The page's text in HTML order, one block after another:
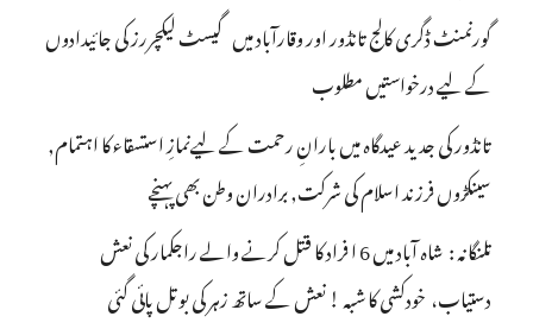
گورنمنٹ ڈگری کالج تانڈور اور وقارآباد میں گیسٹ لیکچررز کی جائیدادوں
کے لیے درخواستیں مطلوب
تانڈور کی جدید عیدگاہ میں بارانِ رحمت کے لیےنمازِ استسقاء کا اہتمام,
سینکڑوں فرزند اسلام کی شرکت, برادران وطن بھی پہنچے
تلنگانہ : شاہ آباد میں 6 ا فراد کا قتل کرنے والے راجکمار کی نعش
دستیاب، خودکشی کا شبہ ! نعش کے ساتھ زہر کی بوتل پائی گئی